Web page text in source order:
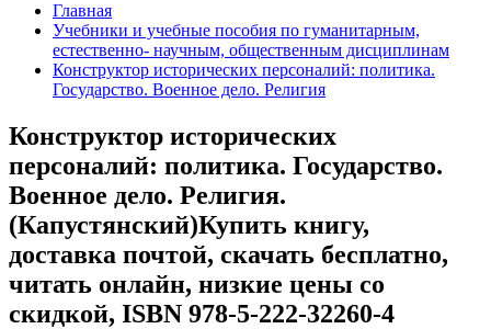
Главная
Учебники и учебные пособия по гуманитарным,
естественно- научным, общественным дисциплинам
Конструктор исторических персоналий: политика.
Государство. Военное дело. Религия
Конструктор исторических
персоналий: политика. Государство.
Военное дело. Религия.
(Капустянский)Купить книгу,
доставка почтой, скачать бесплатно,
читать онлайн, низкие цены со
скидкой, ISBN 978-5-222-32260-4